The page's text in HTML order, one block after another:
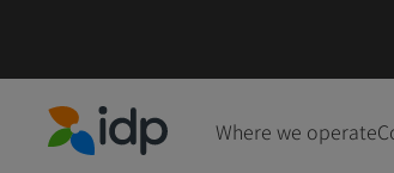
Where we operate